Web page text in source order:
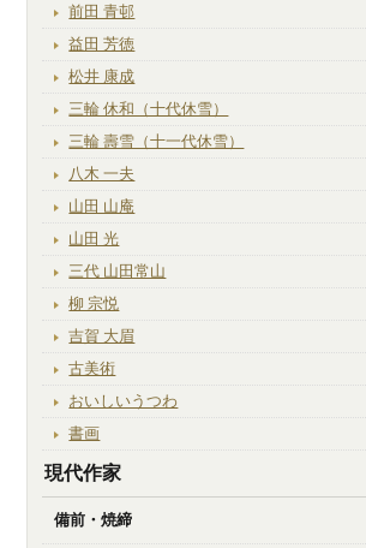
前田 青邨
益田 芳徳
松井 康成
三輪 休和（十代休雪）
三輪 壽雪（十一代休雪）
八木 一夫
山田 山庵
山田 光
三代 山田常山
柳 宗悦
吉賀 大眉
古美術
おいしいうつわ
書画
現代作家
備前・焼締